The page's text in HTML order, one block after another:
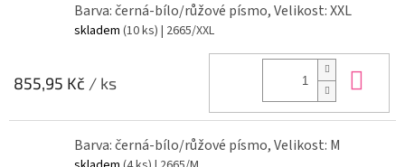
Barva: černá-bílo/růžové písmo, Velikost: XXL
skladem (10 ks) | 2665/XXL
855,95 Kč / ks
Barva: černá-bílo/růžové písmo, Velikost: M